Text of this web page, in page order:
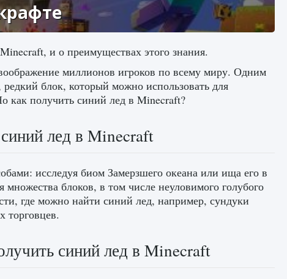
и о преимуществах этого знания.
миллионов игроков по всему миру. Одним
блок, который можно использовать для
как получить синий лед в Minecraft?
лед в Minecraft
исследуя биом Замерзшего океана или ища его в
блоков, в том числе неуловимого голубого
где можно найти синий лед, например, сундуки
торговцев.
синий лед в Minecraft